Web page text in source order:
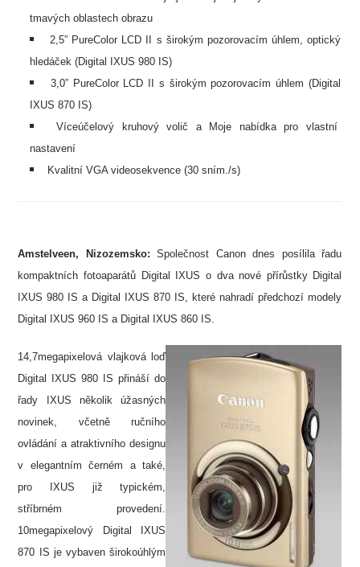
tmavých oblastech obrazu
2,5” PureColor LCD II s širokým pozorovacím úhlem, optický
hledáček (Digital IXUS 980 IS)
3,0” PureColor LCD II s širokým pozorovacím úhlem (Digital
IXUS 870 IS)
Víceúčelový kruhový volič a Moje nabídka pro vlastní
nastavení
Kvalitní VGA videosekvence (30 sním./s)
Amstelveen, Nizozemsko: Společnost Canon dnes posílila řadu
kompaktních fotoaparátů Digital IXUS o dva nové přírůstky Digital
IXUS 980 IS a Digital IXUS 870 IS, které nahradí předchozí modely
Digital IXUS 960 IS a Digital IXUS 860 IS.
14,7megapixelová vlajková loď
Digital IXUS 980 IS přináší do
řady IXUS několik úžasných
novinek, včetně ručního
ovládání a atraktivního designu
v elegantním černém a také,
pro IXUS již typickém,
stříbrném provedení.
10megapixelový Digital IXUS
870 IS je vybaven širokoúhlým